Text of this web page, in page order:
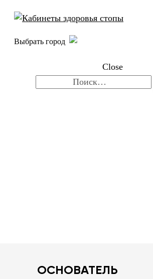
Выбрать город
Close
ОСНОВАТЕЛЬ